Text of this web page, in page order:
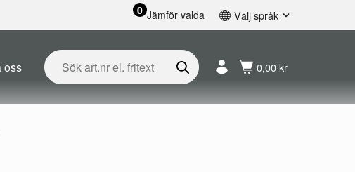
0 Jämför valda Välj språk
Français
Nederlands
oss 0,00 kr